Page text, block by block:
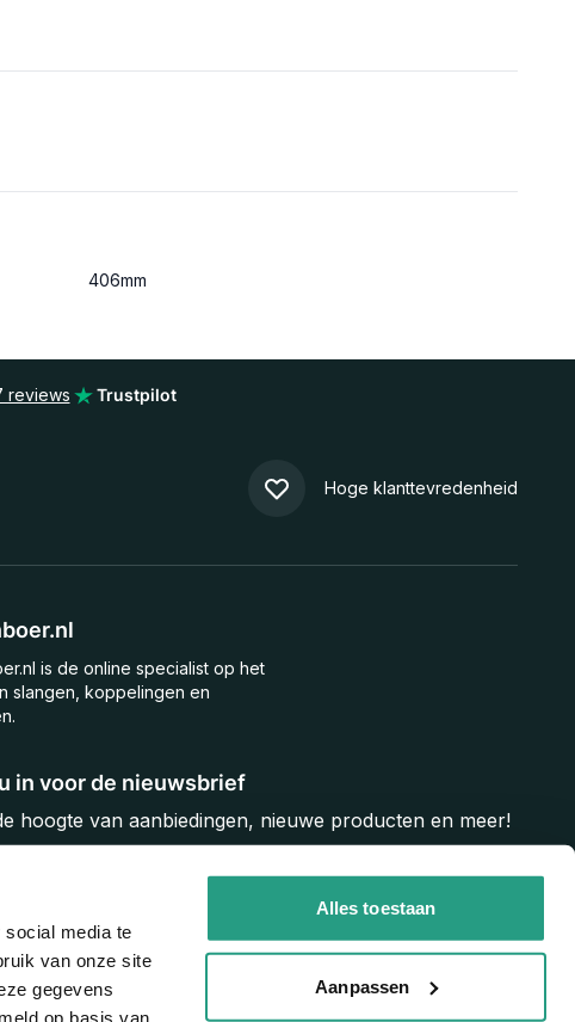
media te
van onze site
gegevens
op basis van
Alles toestaan
Aanpassen
406mm
reviews Trustpilot
Hoge klanttevredenheid
in voor de nieuwsbrief
hoogte van aanbiedingen, nieuwe producten en meer!
is de online specialist op het
slangen, koppelingen en